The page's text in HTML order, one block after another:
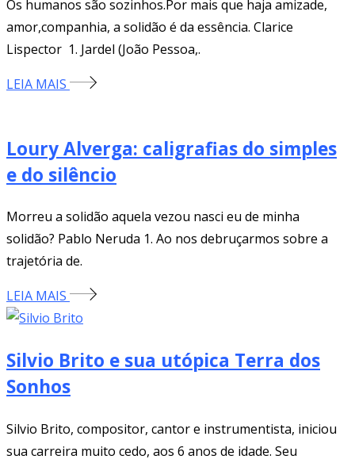
Os humanos são sozinhos.Por mais que haja amizade,
amor,companhia, a solidão é da essência. Clarice
Lispector 1. Jardel (João Pessoa,.
LEIA MAIS
Loury Alverga: caligrafias do simples
e do silêncio
Morreu a solidão aquela vezou nasci eu de minha
solidão? Pablo Neruda 1. Ao nos debruçarmos sobre a
trajetória de.
LEIA MAIS
Silvio Brito e sua utópica Terra dos
Sonhos
Silvio Brito, compositor, cantor e instrumentista, iniciou
sua carreira muito cedo, aos 6 anos de idade. Seu